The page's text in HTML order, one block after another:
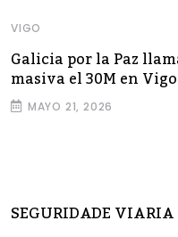
VIGO
Galicia por la Paz
masiva el 30M en
MAYO 21, 2026
SEGURIDADE VIARIA